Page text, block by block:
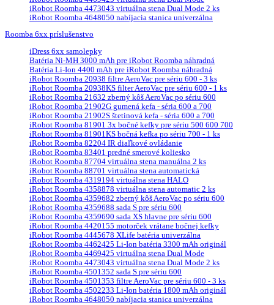
iRobot Roomba 4473043 virtuálna stena Dual Mode 2 ks
iRobot Roomba 4648050 nabíjacia stanica univerzálna
Roomba 6xx príslušenstvo
iDress 6xx samolepky
Batéria Ni-MH 3000 mAh pre iRobot Roomba náhradná
Batéria Li-Ion 4400 mAh pre iRobot Roomba náhradná
iRobot Roomba 20938 filtre AeroVac pre sériu 600 - 3 ks
iRobot Roomba 20938KS filter AeroVac pre sériu 600 - 1 ks
iRobot Roomba 21632 zberný kôš AeroVac po sériu 600
iRobot Roomba 21902G gumená kefa - séria 600 a 700
iRobot Roomba 21902S štetinová kefa - séria 600 a 700
iRobot Roomba 81901 3x bočné kefky pre sériu 500 600 700
iRobot Roomba 81901KS bočná kefka po sériu 700 - 1 ks
iRobot Roomba 82204 IR diaľkové ovládanie
iRobot Roomba 83401 predné smerové koliesko
iRobot Roomba 87704 virtuálna stena manuálna 2 ks
iRobot Roomba 88701 virtuálna stena automatická
iRobot Roomba 4319194 virtuálna stena HALO
iRobot Roomba 4358878 virtuálna stena automatic 2 ks
iRobot Roomba 4359682 zberný kôš AeroVac po sériu 600
iRobot Roomba 4359688 sada S pre sériu 600
iRobot Roomba 4359690 sada XS hlavne pre sériu 600
iRobot Roomba 4420155 motorček vrátane bočnej kefky
iRobot Roomba 4445678 XLife batéria univerzálna
iRobot Roomba 4462425 Li-Ion batéria 3300 mAh originál
iRobot Roomba 4469425 virtuálna stena Dual Mode
iRobot Roomba 4473043 virtuálna stena Dual Mode 2 ks
iRobot Roomba 4501352 sada S pre sériu 600
iRobot Roomba 4501353 filtre AeroVac pre sériu 600 - 3 ks
iRobot Roomba 4502233 Li-Ion batéria 1800 mAh originál
iRobot Roomba 4648050 nabíjacia stanica univerzálna